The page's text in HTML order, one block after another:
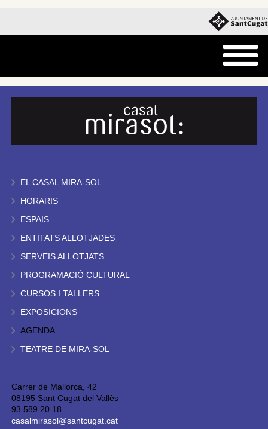
EL CASAL MIRA-SOL
HORARIS
ESPAIS
ENTITATS ALLOTJADES
SERVEIS ALLOTJATS
PROGRAMACIÓ CULTURAL
CURSOS I TALLERS
EXPOSICIONS
AGENDA
TEATRE DE MIRA-SOL
Carrer de Mallorca, 42
08195 Sant Cugat del Vallès
93 589 20 18
casalmirasol@santcugat.cat